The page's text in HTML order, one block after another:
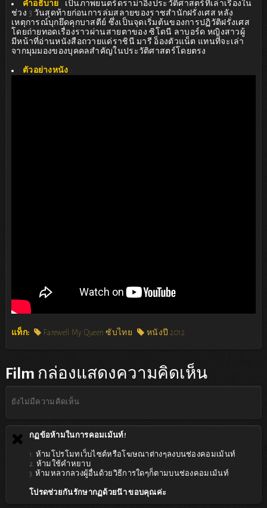
คำอธิบาย : เป็นภาพยนตร์ดราม่าอิงประวัติศาสตร์ที่เล่าเรื่องใน
ช่วง 3 วันสุดท้ายก่อนการล่มสลายของราชสำนักฝรั่งเศส หลัง
เหตุการณ์บุกยึดคุกบาสตีย์ ซึ่งเป็นจุดเริ่มต้นของการปฏิวัติฝรั่งเศส
โดยถ่ายทอดเรื่องราวผ่านสายตาของ ซิโดนี ลาบอร์ด หญิงสาวผู้
มีหน้าที่อ่านหนังสือถวายแด่ราชินี มารี อ็องตัวแน็ต แทนที่จะเล่า
จากมุมมองของบุคคลสำคัญในประวัติศาสตร์โดยตรง
ตัวอย่างหนัง :
แท็ก: Farewell My Queen ซับไทย หนังปี 2012
Film กล่องแสดงความคิดเห็น
ยังไม่มีความคิดเห็น
กฏข้อห้ามในการคอมเม้นท์!
1. ห้ามโปรโมทเว็บไซต์หรือโฆษณาต่างๆลงบนช่องคอมเม้นท์
2. ห้ามใช้คำหยาบ
3. ห้ามหลวกลวงผู้อื่นด้วยวิธีการใดๆก็ตามบนช่องคอมเม้นท์
โปรดช่วยกันรักษากฏด้วยน๊า ขอบคุณค่ะ